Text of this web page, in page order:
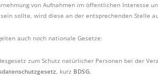
von Aufnahmen im öffentlichen Interesse
sollte, wird diese an der entsprechenden Stelle
auch noch nationale Gesetze:
zum Schutz natürlicher Personen bei der
, kurz BDSG.